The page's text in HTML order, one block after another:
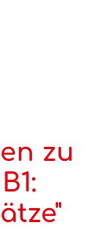
zu